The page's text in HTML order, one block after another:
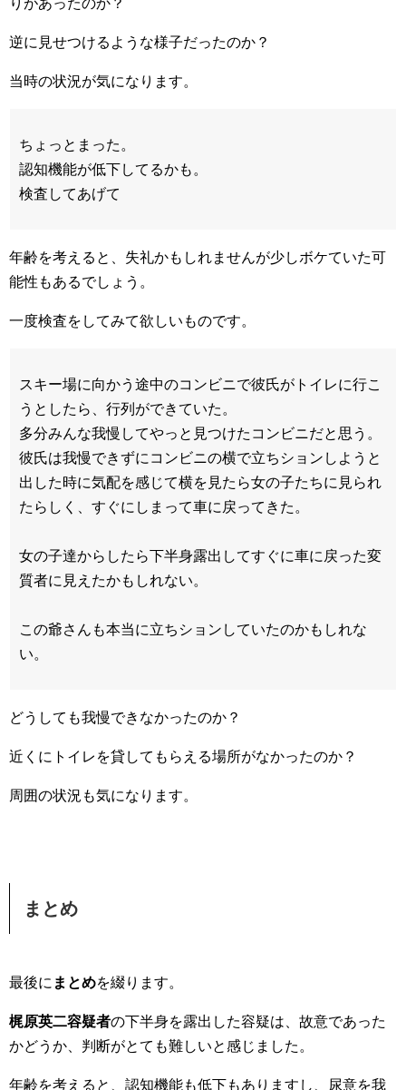
りがあったのか？
逆に見せつけるような様子だったのか？
当時の状況が気になります。
ちょっとまった。
認知機能が低下してるかも。
検査してあげて
年齢を考えると、失礼かもしれませんが少しボケていた可
能性もあるでしょう。
一度検査をしてみて欲しいものです。
スキー場に向かう途中のコンビニで彼氏がトイレに行こ
うとしたら、行列ができていた。
多分みんな我慢してやっと見つけたコンビニだと思う。
彼氏は我慢できずにコンビニの横で立ちションしようと
出した時に気配を感じて横を見たら女の子たちに見られ
たらしく、すぐにしまって車に戻ってきた。
女の子達からしたら下半身露出してすぐに車に戻った変
質者に見えたかもしれない。
この爺さんも本当に立ちションしていたのかもしれな
い。
どうしても我慢できなかったのか？
近くにトイレを貸してもらえる場所がなかったのか？
周囲の状況も気になります。
まとめ
最後に まとめを綴ります。
梶原英二容疑者の下半身を露出した容疑は、故意であった
かどうか、判断がとても難しいと感じました。
年齢を考えると、認知機能も低下もありますし、尿意を我